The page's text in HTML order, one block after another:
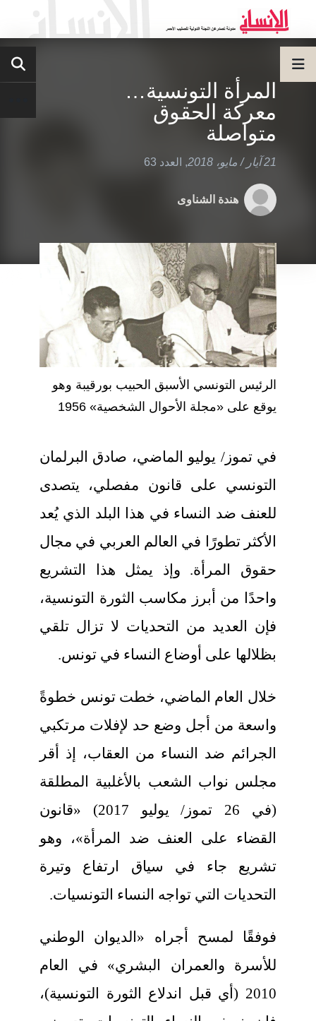
المرأة التونسية…
معركة الحقوق
متواصلة
21 آيار / مايو، 2018 , العدد 63
هندة الشناوى
الرئيس التونسي الأسبق الحبيب بورقيبة وهو
يوقع على «مجلة الأحوال الشخصية» 1956
في تموز/ يوليو الماضي، صادق البرلمان
التونسي على قانون مفصلي، يتصدى
للعنف ضد النساء في هذا البلد الذي يُعد
الأكثر تطورًا في العالم العربي في مجال
حقوق المرأة. وإذ يمثل هذا التشريع
واحدًا من أبرز مكاسب الثورة التونسية،
فإن العديد من التحديات لا تزال تلقي
بظلالها على أوضاع النساء في تونس.
خلال العام الماضي، خطت تونس خطوةً
واسعة من أجل وضع حد لإفلات مرتكبي
الجرائم ضد النساء من العقاب، إذ أقر
مجلس نواب الشعب بالأغلبية المطلقة
(في 26 تموز/ يوليو 2017) «قانون
القضاء على العنف ضد المرأة»، وهو
تشريع جاء في سياق ارتفاع وتيرة
التحديات التي تواجه النساء التونسيات.
فوفقًا لمسح أجراه «الديوان الوطني
للأسرة والعمران البشري» في العام
2010 (أي قبل اندلاع الثورة التونسية)،